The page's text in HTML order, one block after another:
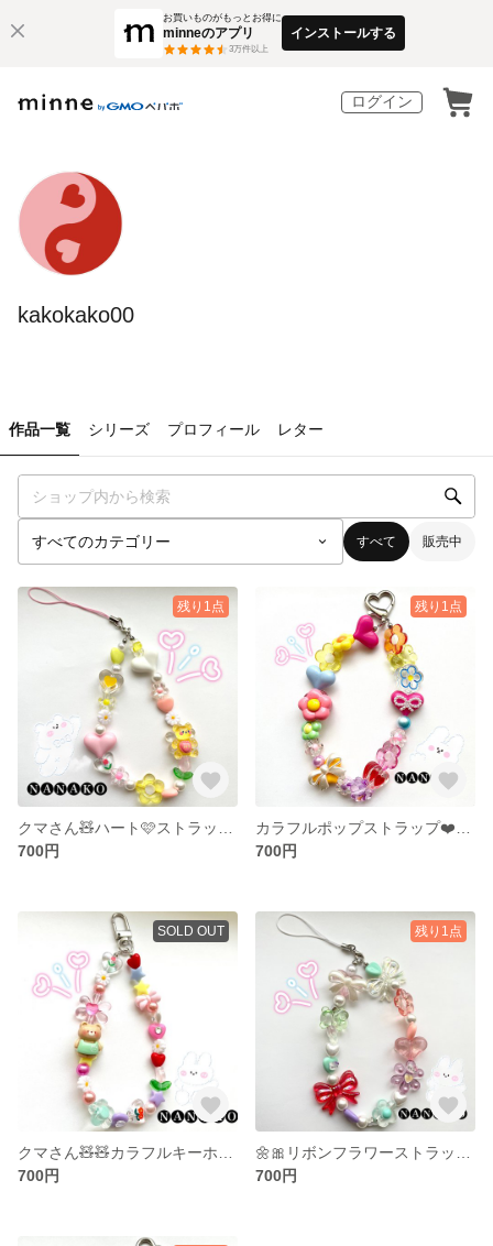
お買いものがもっとお得に
minneのアプリ
3万件以上
インストールする
ログイン
kakokako00
作品一覧 シリーズ プロフィール レター
すべて 販売中
残り1点
700円
残り1点
700円
SOLD OUT
700円
残り1点
700円